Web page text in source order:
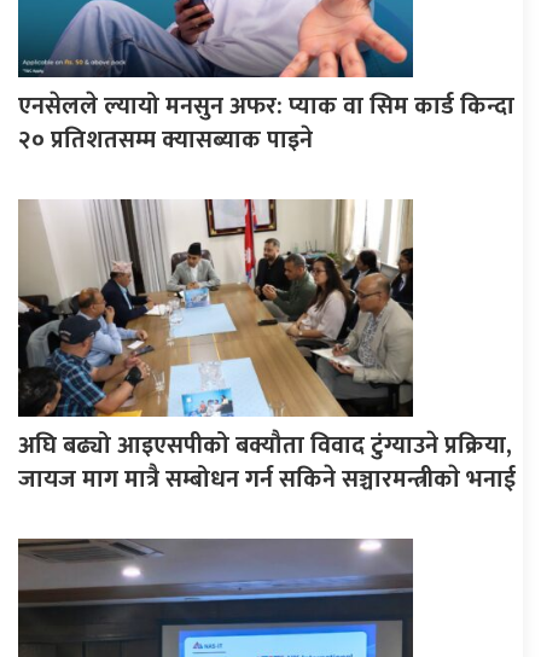
एनसेलले ल्यायो मनसुन अफर: प्याक वा सिम कार्ड किन्दा
२० प्रतिशतसम्म क्यासब्याक पाइने
अघि बढ्यो आइएसपीको बक्यौता विवाद टुंग्याउने प्रक्रिया,
जायज माग मात्रै सम्बोधन गर्न सकिने सञ्चारमन्त्रीकाे भनाई